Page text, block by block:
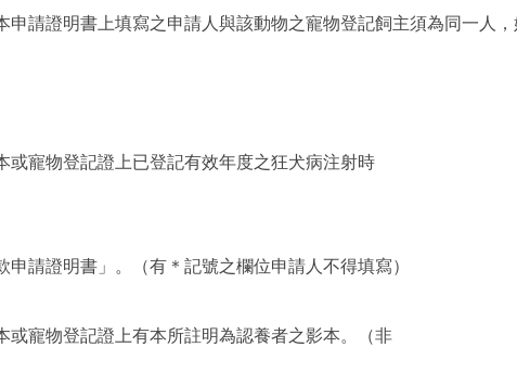
申請證明書上填寫之申請人與該動物之寵物登記飼主須為同一人，
或寵物登記證上已登記有效年度之狂犬病注射時
請證明書」。（有＊記號之欄位申請人不得填寫）
或寵物登記證上有本所註明為認養者之影本。（非